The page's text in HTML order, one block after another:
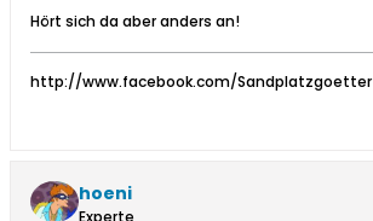
Hört sich da aber anders an!
http://www.facebook.com/Sandplatzgoetter
hoeni